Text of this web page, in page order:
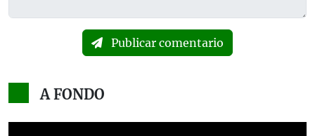
Publicar comentario
A FONDO